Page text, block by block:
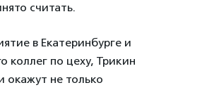
считать.
в Екатеринбурге и
коллег по цеху, Трикин
окажут не только